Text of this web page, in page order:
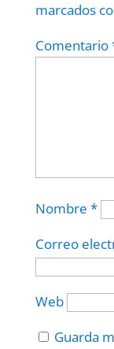
marcados
Comentario
Nombre *
Correo
Web
Guarda